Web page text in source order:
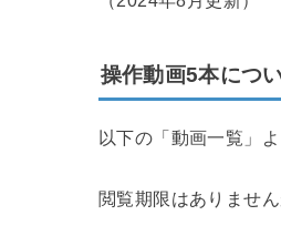
操作動画5本につ
以下の「動画一覧」
閲覧期限はありませ